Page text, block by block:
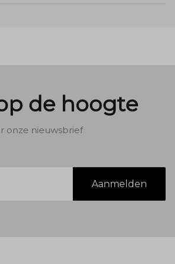
de hoogte
onze nieuwsbrief
Aanmelden